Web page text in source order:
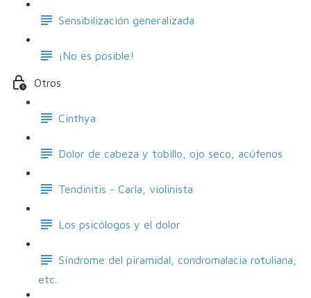
Sensibilización generalizada
¡No es posible!
Otros
Cinthya
Dolor de cabeza y tobillo, ojo seco, acúfenos
Tendinitis - Carla, violinista
Los psicólogos y el dolor
Síndrome del piramidal, condromalacia rotuliana,
etc.